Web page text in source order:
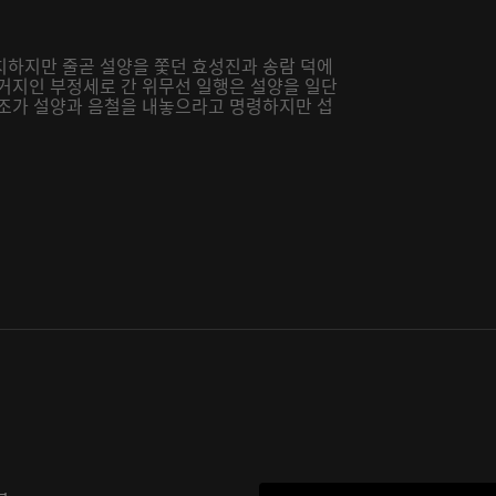
지만 줄곧 설양을 쫓던 효성진과 송람 덕에
인 부정세로 간 위무선 일행은 설양을 일단
설양과 음철을 내놓으라고 명령하지만 섭